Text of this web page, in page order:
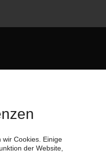
seit 1996 die Fach-
mit täglichen
"Kunststoffe". Im Fokus
Produkte,